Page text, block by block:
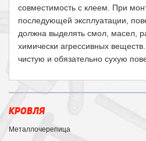
совместимость с клеем. При
последующей эксплуатации,
должна выделять смол, масел,
химически агрессивных
чистую и обязательно сухую
КРОВЛЯ
Металлочерепица